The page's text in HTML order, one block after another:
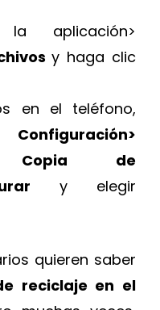
aplicación>
y haga clic
en el teléfono,
Configuración>
Copia de
y elegir
quieren saber
reciclaje en el